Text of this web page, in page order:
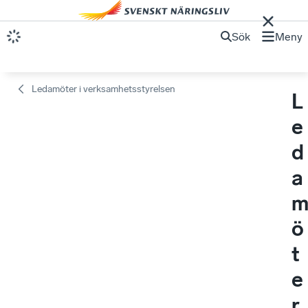
Sök Meny
Ledamöter i verksamhetsstyrelsen
L
e
d
a
m
ö
t
e